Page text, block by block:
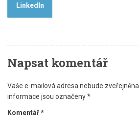
LinkedIn
Napsat komentář
Vaše e-mailová adresa nebude zveřejněna.
informace jsou označeny*
Komentář*